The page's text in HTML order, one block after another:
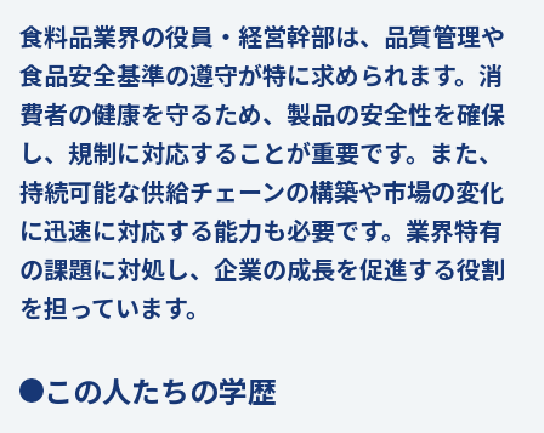
食料品業界の役員・経営幹部は、品質管理や
食品安全基準の遵守が特に求められます。消
費者の健康を守るため、製品の安全性を確保
し、規制に対応することが重要です。また、
持続可能な供給チェーンの構築や市場の変化
に迅速に対応する能力も必要です。業界特有
の課題に対処し、企業の成長を促進する役割
を担っています。
この人たちの学歴